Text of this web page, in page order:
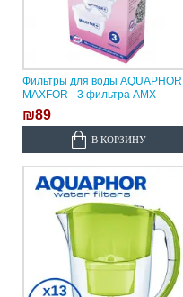
Фильтры для воды AQUAPHOR
MAXFOR - 3 фильтра AMX
₪89
В КОРЗИНУ